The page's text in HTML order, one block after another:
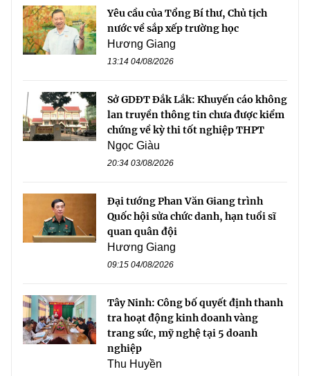
Yêu cầu của Tổng Bí thư, Chủ tịch
nước về sắp xếp trường học
Hương Giang
13:14 04/08/2026
Sở GDĐT Đắk Lắk: Khuyến cáo không
lan truyền thông tin chưa được kiểm
chứng về kỳ thi tốt nghiệp THPT
Ngọc Giàu
20:34 03/08/2026
Đại tướng Phan Văn Giang trình
Quốc hội sửa chức danh, hạn tuổi sĩ
quan quân đội
Hương Giang
09:15 04/08/2026
Tây Ninh: Công bố quyết định thanh
tra hoạt động kinh doanh vàng
trang sức, mỹ nghệ tại 5 doanh
nghiệp
Thu Huyền